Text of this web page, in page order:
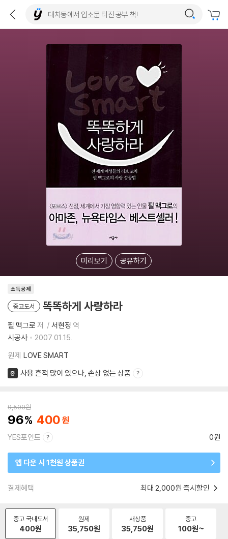
미리보기 공유하기
소득공제
중고도서 똑똑하게 사랑하라
필 맥그로 저 서현정 역
시공사
2007.01.15.
원제 LOVE SMART
중 사용 흔적 많이 있으나, 손상 없는 상품
9,500원
96 400
YES포인트 0원
앱 다운 시 1천원 상품권
결제혜택 최대 2,000원 즉시할인
중고 국내도서
400원
원제
35,750원
새상품
35,750원
중고
100원~